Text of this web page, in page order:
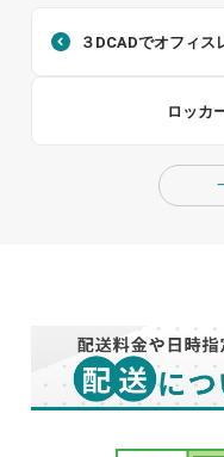
３DCADでオフィス
ロッカ